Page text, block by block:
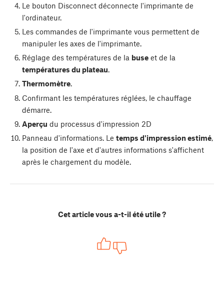
Le bouton Disconnectdéconnecte l'imprimante de
l'ordinateur.
Les commandes de l'imprimante vous permettent de
manipuler les axes de l'imprimante.
Réglage des températures de la buseet de la
températures du plateau.
Thermomètre.
Confirmant les températures réglées, le chauffage
démarre.
Aperçu du processus d'impression 2D
Panneau d'informations. Le temps d'impression estimé,
la position de l'axe et d'autres informations s'affichent
après le chargement du modèle.
Cet article vous a-t-il été utile ?